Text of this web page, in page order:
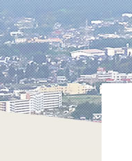
S
k
i
p
t
o
c